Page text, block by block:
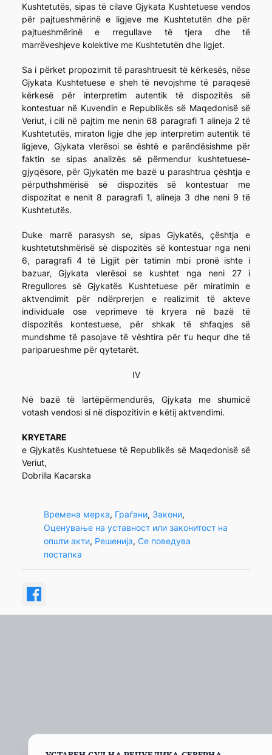
Kushtetutës, sipas të cilave Gjykata Kushtetuese vendos
për pajtueshmërinë e ligjeve me Kushtetutën dhe për
pajtueshmërinë e rregullave të tjera dhe të
marrëveshjeve kolektive me Kushtetutën dhe ligjet.
Sa i përket propozimit të parashtruesit të kërkesës, nëse
Gjykata Kushtetuese e sheh të nevojshme të paraqesë
kërkesë për interpretim autentik të dispozitës së
kontestuar në Kuvendin e Republikës së Maqedonisë së
Veriut, i cili në pajtim me nenin 68 paragrafi 1 alineja 2 të
Kushtetutës, miraton ligje dhe jep interpretim autentik të
ligjeve, Gjykata vlerësoi se është e parëndësishme për
faktin se sipas analizës së përmendur kushtetuese-
gjyqësore, për Gjykatën me bazë u parashtrua çështja e
përputhshmërisë së dispozitës së kontestuar me
dispozitat e nenit 8 paragrafi 1, alineja 3 dhe neni 9 të
Kushtetutës.
Duke marrë parasysh se, sipas Gjykatës, çështja e
kushtetutshmërisë së dispozitës së kontestuar nga neni
6, paragrafi 4 të Ligjit për tatimin mbi pronë ishte i
bazuar, Gjykata vlerësoi se kushtet nga neni 27 i
Rregullores së Gjykatës Kushtetuese për miratimin e
aktvendimit për ndërprerjen e realizimit të akteve
individuale ose veprimeve të kryera në bazë të
dispozitës kontestuese, për shkak të shfaqjes së
mundshme të pasojave të vështira për t’u hequr dhe të
pariparueshme për qytetarët.
IV
Në bazë të lartëpërmendurës, Gjykata me shumicë
votash vendosi si në dispozitivin e këtij aktvendimi.
KRYETARE
e Gjykatës Kushtetuese të Republikës së Maqedonisë së
Veriut,
Dobrilla Kacarska
Времена мерка, Граѓани, Закони
Оценување на уставност или законитост на
општи акти, Решенија, Се поведува
постапка